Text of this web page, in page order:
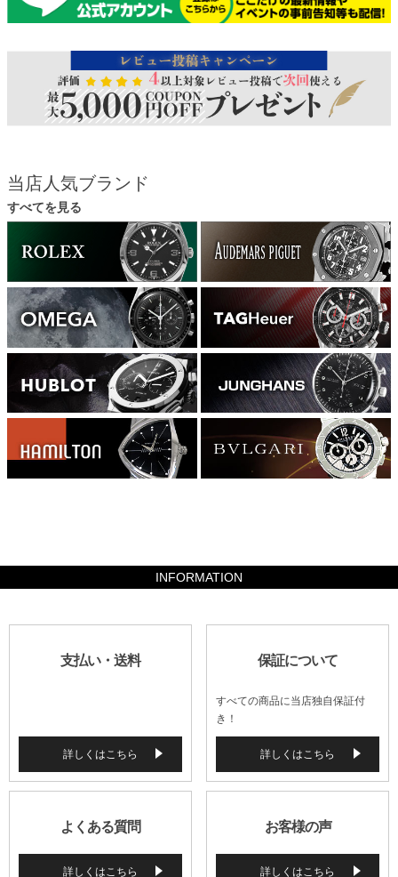
当店人気ブランド
すべてを見る
INFORMATION
支払い・送料
詳しくはこちら
保証について
すべての商品に当店独自保証付
き！
詳しくはこちら
よくある質問
詳しくはこちら
お客様の声
詳しくはこちら